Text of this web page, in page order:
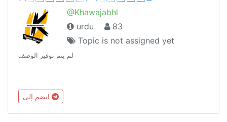
@Khawajabhl
urdu
83
Topic is not assigned yet
لم يتم توفير الوصف